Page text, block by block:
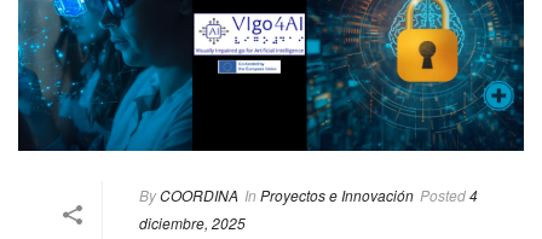
ByCOORDINA In Proyectos e Innovación Posted4
diciembre, 2025